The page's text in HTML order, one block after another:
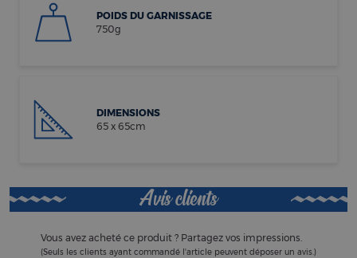
POIDS DU GARNISSAGE
750g
DIMENSIONS
65 x 65cm
Avis clients
Vous avez acheté ce produit ? Partagez vos impressions.
(Seuls les clients ayant commandé l'article peuvent déposer un avis.)